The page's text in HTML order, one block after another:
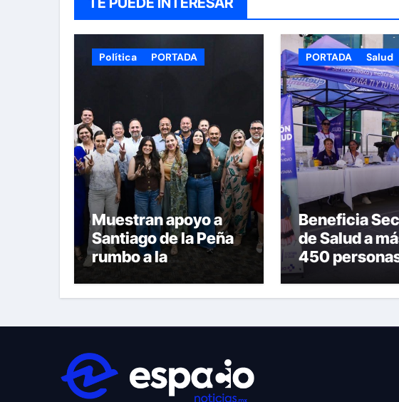
Política PORTADA
Muestran apoyo a
Santiago de la Peña
rumbo a la
a la Presidencia
PORTADA Salud
Beneficia
de Salud a
450
durante la
Salud en la